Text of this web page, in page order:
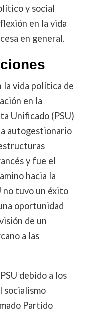
y social
en la vida
en general.
la vida política de
en la
Unificado (PSU)
autogestionario
y fue el
hacia la
no tuvo un éxito
oportunidad
de un
a las
debido a los
socialismo
Partido